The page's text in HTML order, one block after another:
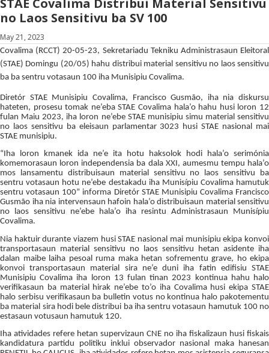
no Laos Sensitivu ba SV 100
May 21, 2023
Covalima (RCCT) 20-05-23, Sekretariadu Tekniku Administrasaun Eleitoral
(STAE) Domingu (20/05) hahu distribui material sensitivu no laos sensitivu
ba ba sentru votasaun 100 iha Munisipiu Covalima.
Diretór STAE Munisipiu Covalima, Francisco Gusmão, iha nia diskursu
hateten, prosesu tomak ne’eba STAE Covalima hala’o hahu husi loron 12
fulan Maiu 2023, iha loron ne’ebe STAE munisipiu simu material sensitivu
no laos sensitivu ba eleisaun parlamentar 3023 husi STAE nasional mai
STAE munisipiu.
“Iha loron kmanek ida ne’e ita hotu haksolok hodi hala’o serimónia
komemorasaun loron independensia ba dala XXI, aumesmu tempu hala’o
mos lansamentu distribuisaun material sensitivu no laos sensitivu ba
sentru votasaun hotu ne’ebe destakadu iha Munisípiu Covalima hamutuk
sentru votasaun 100” informa Diretór STAE Munisipiu Covalima Francisco
Gusmão iha nia intervensaun hafoin hala’o distribuisaun material sensitivu
no laos sensitivu ne’ebe hala’o iha resintu Administrasaun Munisípiu
Covalima.
Nia haktuir durante viazem husi STAE nasional mai munisipiu ekipa konvoi
transportasaun material sensitivu no laos sensitivu hetan asidente iha
dalan maibe laiha pesoal ruma maka hetan sofrementu grave, ho ekipa
konvoi transportasaun material sira ne’e duni iha fatin edifisiu STAE
Munisipiu Covalima iha loron 13 fulan tinan 2023 kontinua hahu halo
verifikasaun ba material hirak ne’ebe to’o iha Covalima husi ekipa STAE
halo serbisu verifikasaun ba bulletin votus no kontinua halo pakotementu
ba material sira hodi bele distribui ba iha sentru votasaun hamutuk 100 no
estasaun votusaun hamutuk 120.
Iha atividades refere hetan supervizaun CNE no iha fiskalizaun husi fiskais
kandidatura partidu politiku inklui observador nasional maka hanesan